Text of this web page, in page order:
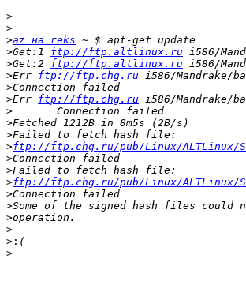
>
>
>az на reks
>Get:1 ftp://ftp.altlinux.ru
>Get:2 ftp://ftp.altlinux.ru
>Err ftp://ftp.chg.ru
>
>Err ftp://ftp.chg.ru
>
>
>
>ftp://ftp.chg.ru/pub/Linux/ALTLinux/
>
>
>ftp://ftp.chg.ru/pub/Linux/ALTLinux/
>
>
>
>
>:
>